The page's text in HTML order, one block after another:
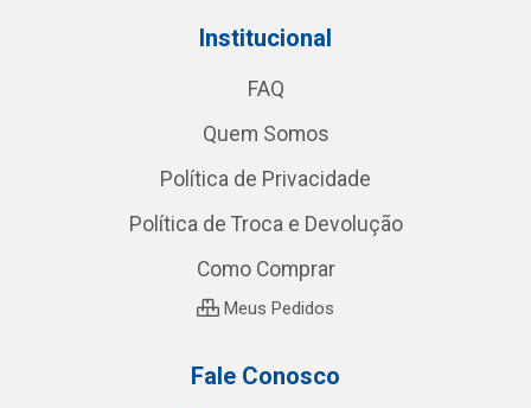
Institucional
FAQ
Quem Somos
Política de Privacidade
Política de Troca e Devolução
Como Comprar
Meus Pedidos
Fale Conosco